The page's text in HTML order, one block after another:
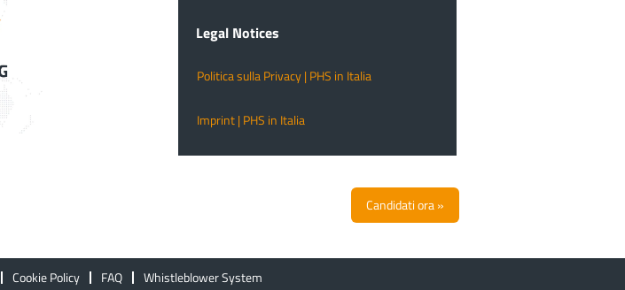
Legal Notices
Politica sulla Privacy | PHS in Italia
Imprint | PHS in Italia
Candidati ora »
Cookie Policy FAQ Whistleblower System